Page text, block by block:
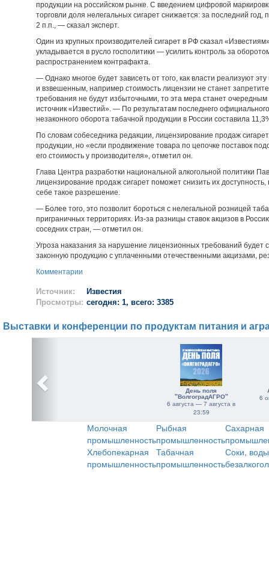
продукции на российском рынке. С введением цифровой
торговли доля нелегальных сигарет снижается: за последний
2 п.п., — сказал эксперт.
Один из крупных производителей сигарет в РФ сказал
укладывается в русло госполитики — усилить контроль за
распространением контрафакта.
— Однако многое будет зависеть от того, как власти реализуют
и взвешенным, например стоимость лицензии не станет
требования не будут избыточными, то эта мера станет
источник «Известий». — По результатам последнего
незаконного оборота табачной продукции в России составила
По словам собеседника редакции, лицензирование продаж
продукции, но «если продвижение товара по цепочке поставок
его стоимость у производителя», отметил он.
Глава Центра разработки национальной алкогольной политики
лицензирование продаж сигарет поможет снизить их
себе такое разрешение.
— Более того, это позволит бороться с нелегальной розницей
приграничных территориях. Из-за разницы ставок акцизов в
соседних стран, — отметил он.
Угроза наказания за нарушение лицензионных требований будет
законную продукцию с уплаченными отечественными акцизами,
Комментарии
Источник:
Известия
Просмотры: сегодня: 1, всего: 3385
Выставки и конференции по продуктам питания и
День поля
"ВолгоградАГРО"
6 августа — 7 августа в
23:59
6
Молочная
промышленность
Рыбная
промышленность
Сахарная
Хлебопекарная
промышленность
Табачная
промышленность
Соки,